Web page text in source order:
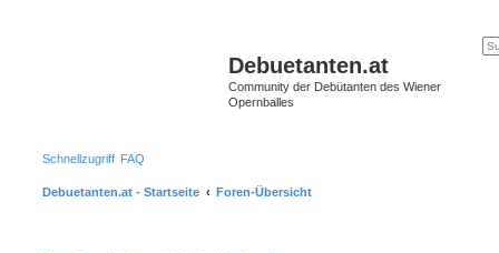
Debuetanten.at
Community der Debütanten des Wiener
Opernballes
Schnellzugriff FAQ
Debuetanten.at - Startseite Foren-Übersicht